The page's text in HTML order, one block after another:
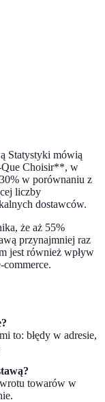
Statystyki mówią
Que Choisir**, w
w porównaniu z
liczby
dostawców.
że aż 55%
przynajmniej raz
jest również wpływ
to: błędy w adresie,
towarów w